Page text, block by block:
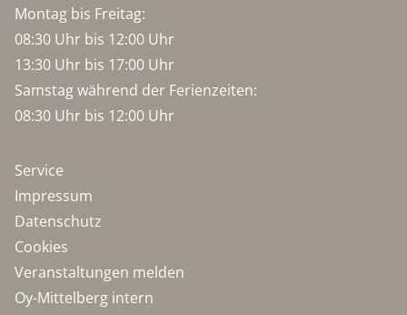
Montag bis Freitag:
08:30 Uhr bis 12:00 Uhr
13:30 Uhr bis 17:00 Uhr
Samstag während der Ferienzeiten:
08:30 Uhr bis 12:00 Uhr
Service
Impressum
Datenschutz
Cookies
Veranstaltungen melden
Oy-Mittelberg intern